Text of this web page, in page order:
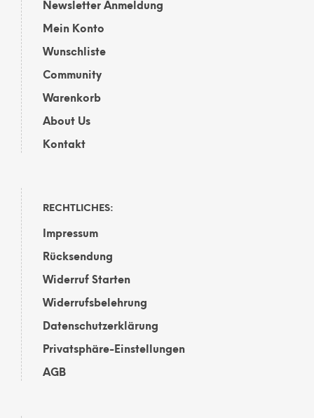
Newsletter Anmeldung
Mein Konto
Wunschliste
Community
Warenkorb
About Us
Kontakt
RECHTLICHES:
Impressum
Rücksendung
Widerruf Starten
Widerrufsbelehrung
Datenschutzerklärung
Privatsphäre-Einstellungen
AGB